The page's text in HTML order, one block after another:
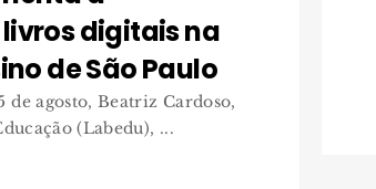
digitais na
de São Paulo
agosto, Beatriz Cardoso,
(Labedu), ...